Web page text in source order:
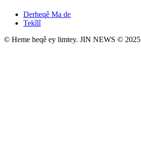
Derheqê Ma de
Tekîlî
© Heme heqê ey limtey. JIN NEWS © 2025